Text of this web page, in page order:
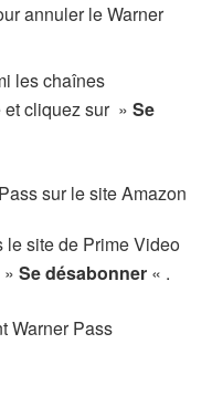
annuler le Warner
les chaînes
et cliquez sur »Se
le site de Prime Video
»Se désabonner « .